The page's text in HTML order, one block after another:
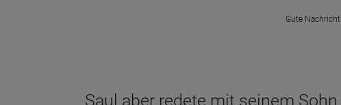
Gute
Saul aber redete mit seinem